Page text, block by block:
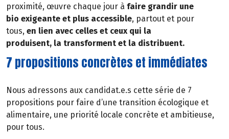
proximité, œuvre chaque jour à faire grandir une
bio exigeante et plus accessible, partout et pour
tous, en lien avec celles et ceux qui la
produisent, la transforment et la distribuent.
7 propositions concrètes et immédiates
Nous adressons aux candidat.e.s cette série de 7
propositions pour faire d’une transition écologique et
alimentaire, une priorité locale concrète et ambitieuse,
pour tous.